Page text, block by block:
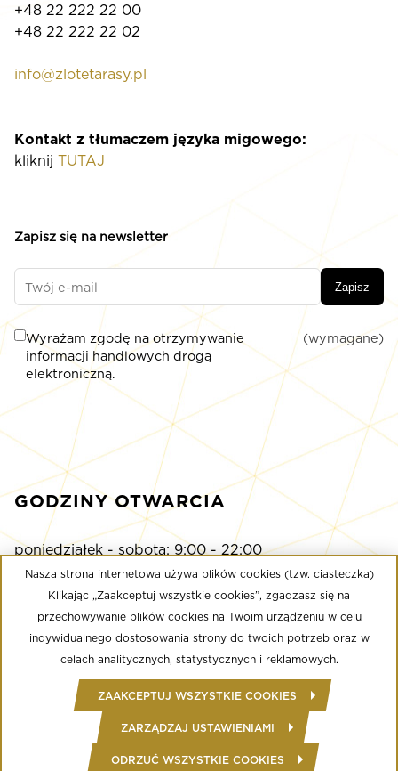
+48 22 222 22 00
+48 22 222 22 02
info@zlotetarasy.pl
Kontakt z tłumaczem języka migowego:
kliknij TUTAJ
Zapisz się na newsletter
Zapisz
Wyrażam zgodę na otrzymywanie
informacji handlowych drogą
elektroniczną.
(wymagane)
GODZINY OTWARCIA
poniedziałek - sobota: 9:00 - 22:00
niedziela: 9:00 - 21:00
Multikino
poniedziałek - niedziela: 9:00 - do ostatniego seansu
Well Fitness
poniedziałek - niedziela: 24/7
© Copyright 2020 Złote Tarasy
Nasza strona internetowa używa plików cookies (tzw. ciasteczka)
Klikając „Zaakceptuj wszystkie cookies”, zgadzasz się na
przechowywanie plików cookies na Twoim urządzeniu w celu
indywidualnego dostosowania strony do twoich potrzeb oraz w
celach analitycznych, statystycznych i reklamowych.
ZAAKCEPTUJ WSZYSTKIE COOKIES
ZARZĄDZAJ USTAWIENIAMI
ODRZUĆ WSZYSTKIE COOKIES